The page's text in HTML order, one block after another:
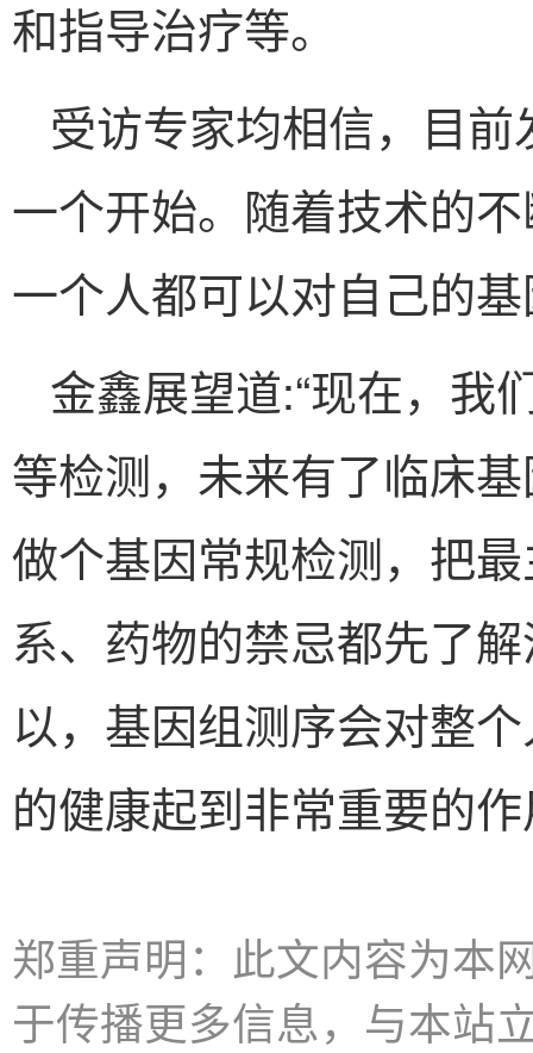
和指导治疗等。
受访专家均相信，目
一个开始。随着技术的
一个人都可以对自己的
金鑫展望道:“现在，我
等检测，未来有了临床
做个基因常规检测，把
系、药物的禁忌都先了
以，基因组测序会对整
的健康起到非常重要的作
郑重声明：此文内容为本
于传播更多信息，与本站